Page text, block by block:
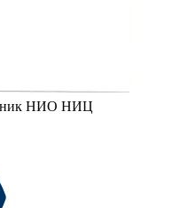
НИО НИЦ